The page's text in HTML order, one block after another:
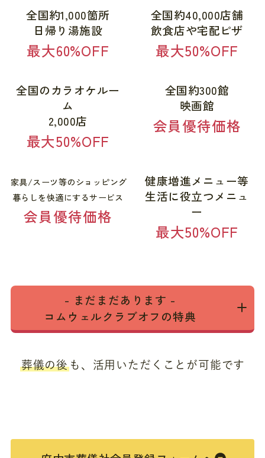
全国約1,000箇所
日帰り湯施設
最大60%OFF
全国約40,000店舗
飲食店や宅配ピザ
最大50%OFF
全国のカラオケルー
ム
2,000店
最大50%OFF
全国約300館
映画館
会員優待価格
家具/スーツ等のショッピング
暮らしを快適にするサービス
会員優待価格
健康増進メニュー等
生活に役立つメニュ
ー
最大50%OFF
- まだまだあります -
コムウェルクラブオフの特典
葬儀の後 も、活用いただくことが可能です